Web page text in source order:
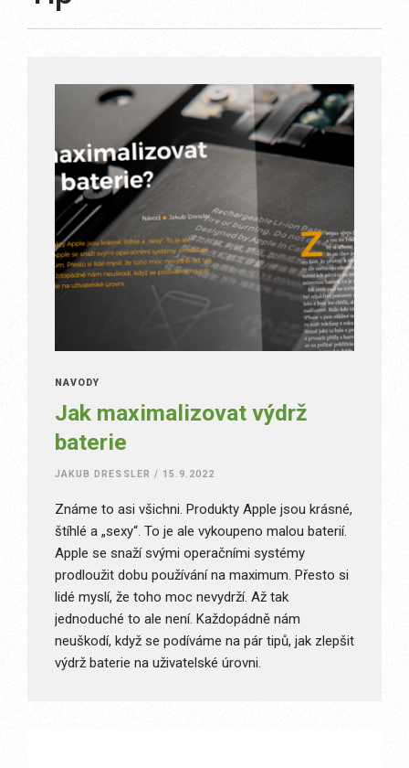
NÁVODY
Jak maximalizovat výdrž
baterie
JAKUB DRESSLER / 15.9.2022
Známe to asi všichni. Produkty Apple jsou krásné,
štíhlé a „sexy“. To je ale vykoupeno malou baterií.
Apple se snaží svými operačními systémy
prodloužit dobu používání na maximum. Přesto si
lidé myslí, že toho moc nevydrží. Až tak
jednoduché to ale není. Každopádně nám
neuškodí, když se podíváme na pár tipů, jak zlepšit
výdrž baterie na uživatelské úrovni.